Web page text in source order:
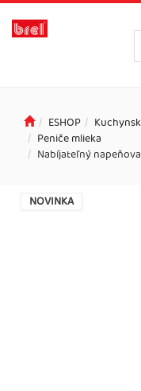
ESHOP
Peniče mlieka
Nabíjateľný
NOVINKA